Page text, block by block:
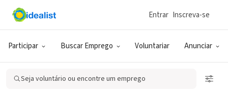
Participar Buscar Emprego Voluntariar Anunciar
Entrar Inscreva-se
Seja voluntário ou encontre um emprego
ONG (SETOR SOCIAL)
National College Advising Corps